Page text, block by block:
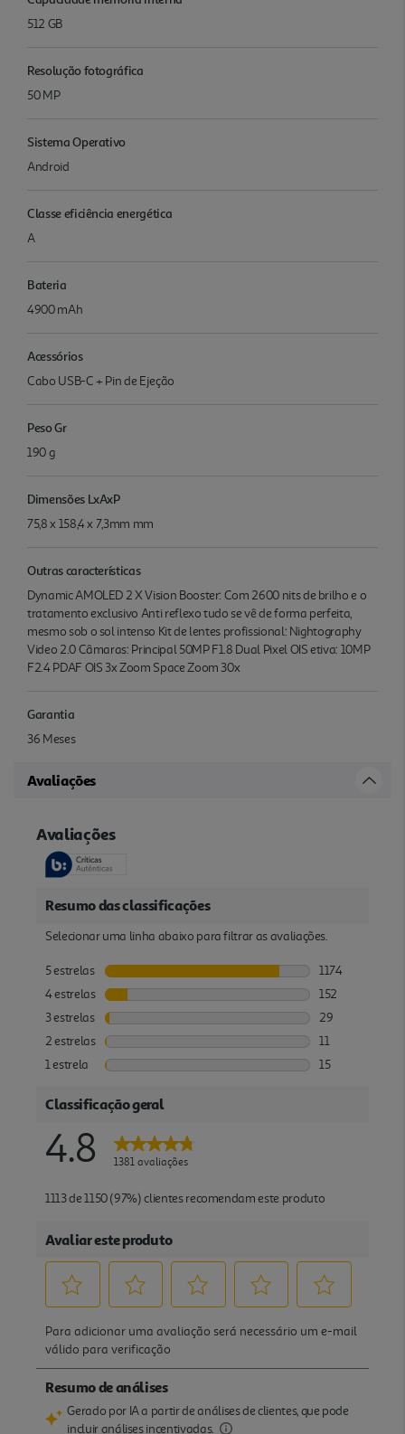
512 GB
Resolução fotográfica
50 MP
Sistema Operativo
Android
Classe eficiência energética
A
Bateria
4900 mAh
Acessórios
Cabo USB-C + Pin de Ejeção
Peso Gr
190 g
Dimensões LxAxP
75,8 x 158,4 x 7,3mm mm
Outras características
Dynamic AMOLED 2 X Vision Booster: Com 2600 nits de brilho e o
tratamento exclusivo Anti reflexo tudo se vê de forma perfeita,
mesmo sob o sol intenso Kit de lentes profissional: Nightography
Video 2.0 Câmaras: Principal 50MP F1.8 Dual Pixel OIS etiva: 10MP
F2.4 PDAF OIS 3x Zoom Space Zoom 30x
Garantia
36 Meses
Avaliações